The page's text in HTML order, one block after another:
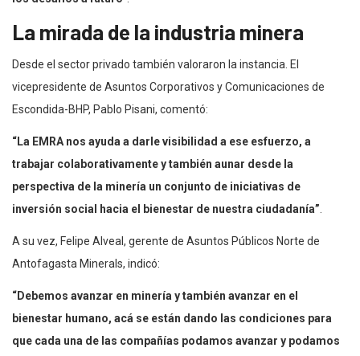
La mirada de la industria minera
Desde el sector privado también valoraron la instancia. El
vicepresidente de Asuntos Corporativos y Comunicaciones de
Escondida-BHP, Pablo Pisani, comentó:
“La EMRA nos ayuda a darle visibilidad a ese esfuerzo, a
trabajar colaborativamente y también aunar desde la
perspectiva de la minería un conjunto de iniciativas de
inversión social hacia el bienestar de nuestra ciudadanía”.
A su vez, Felipe Alveal, gerente de Asuntos Públicos Norte de
Antofagasta Minerals, indicó:
“Debemos avanzar en minería y también avanzar en el
bienestar humano, acá se están dando las condiciones para
que cada una de las compañías podamos avanzar y podamos